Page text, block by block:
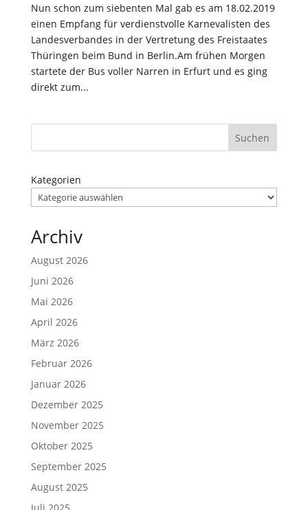
Nun schon zum siebenten Mal gab es am 18.02.2019
einen Empfang für verdienstvolle Karnevalisten des
Landesverbandes in der Vertretung des Freistaates
Thüringen beim Bund in Berlin.Am frühen Morgen
startete der Bus voller Narren in Erfurt und es ging
direkt zum...
Suchen
Kategorien
Archiv
August 2026
Juni 2026
Mai 2026
April 2026
März 2026
Februar 2026
Januar 2026
Dezember 2025
November 2025
Oktober 2025
September 2025
August 2025